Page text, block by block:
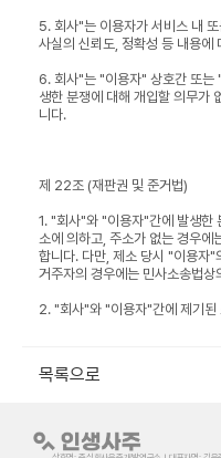
5. 회사"는 이용자가 서비스 내
사실의 신뢰도, 정확성 등 내용에
6. 회사"는 "이용자" 상호간 또는
생한 분쟁에 대해 개입할 의무가
니다.
제 22조 (재판권 및 준거법)
1. "회사"와 "이용자"간에 발생한
소에 의하고, 주소가 없는 경우에
합니다. 다만, 제소 당시 "이용자"
거주자의 경우에는 민사소송법
2. "회사"와 "이용자"간에 제기된
목록으로